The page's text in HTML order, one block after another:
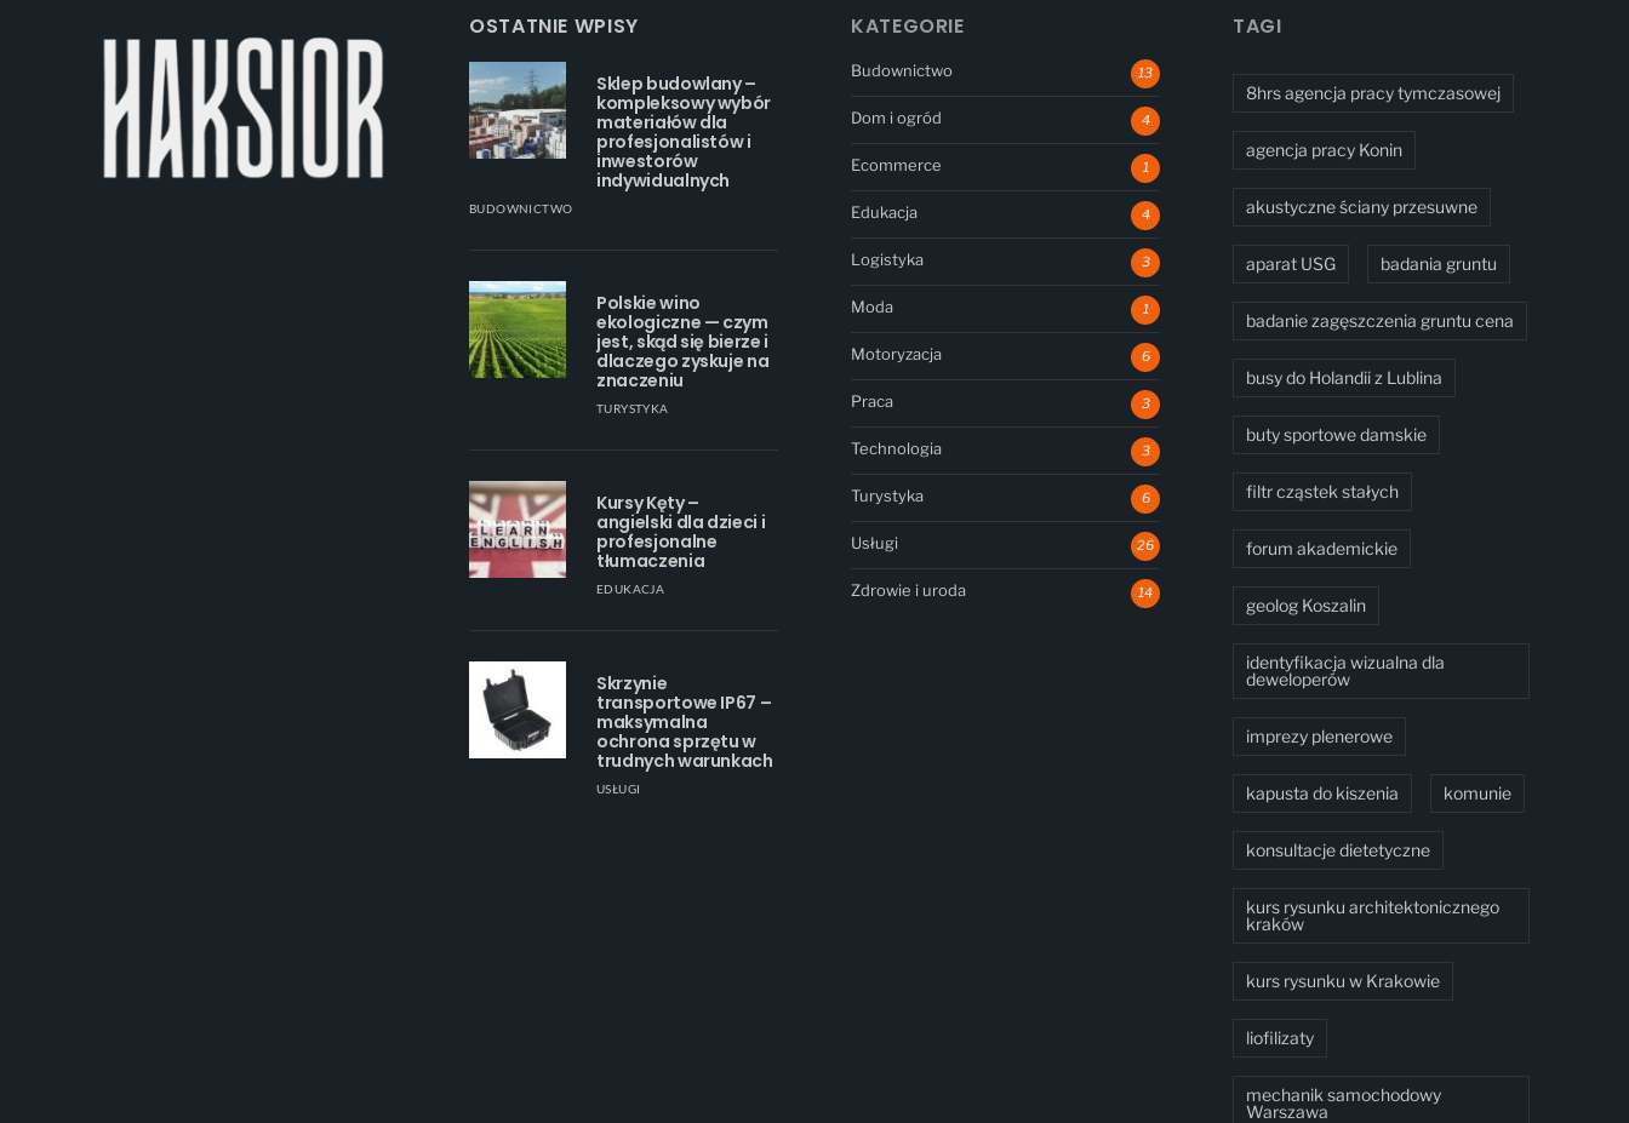
OSTATNIE WPISY
Sklep budowlany –
kompleksowy wybór
materiałów dla
profesjonalistów i
inwestorów
indywidualnych
BUDOWNICTWO
Polskie wino
ekologiczne — czym
jest, skąd się bierze i
dlaczego zyskuje na
znaczeniu
TURYSTYKA
Kursy Kęty –
angielski dla dzieci i
profesjonalne
tłumaczenia
EDUKACJA
Skrzynie
transportowe IP67 –
maksymalna
ochrona sprzętu w
trudnych warunkach
USŁUGI
KATEGORIE
Budownictwo 13
Dom i ogród 4
Ecommerce 1
Edukacja 4
Logistyka 3
Moda 1
Motoryzacja 6
Praca 3
Technologia 3
Turystyka 6
Usługi 26
Zdrowie i uroda 14
TAGI
8hrs agencja pracy tymczasowej
agencja pracy Konin
akustyczne ściany przesuwne
aparat USG badania gruntu
badanie zagęszczenia gruntu cena
busy do Holandii z Lublina
buty sportowe damskie
filtr cząstek stałych
forum akademickie
geolog Koszalin
identyfikacja wizualna dla
deweloperów
imprezy plenerowe
kapusta do kiszenia komunie
konsultacje dietetyczne
kurs rysunku architektonicznego
kraków
kurs rysunku w Krakowie
liofilizaty
mechanik samochodowy
Warszawa